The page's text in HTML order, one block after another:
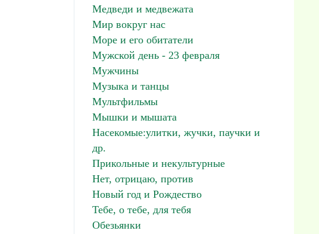
Медведи и медвежата
Мир вокруг нас
Море и его обитатели
Мужской день - 23 февраля
Мужчины
Музыка и танцы
Мультфильмы
Мышки и мышата
Насекомые:улитки, жучки, паучки и
др.
Прикольные и некультурные
Нет, отрицаю, против
Новый год и Рождество
Тебе, о тебе, для тебя
Обезьянки